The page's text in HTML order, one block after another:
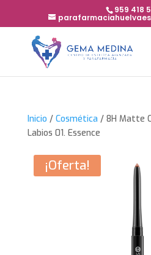
959 418
Inicio / Cosmética / 8H Matte
Labios 01. Essence
¡Oferta!